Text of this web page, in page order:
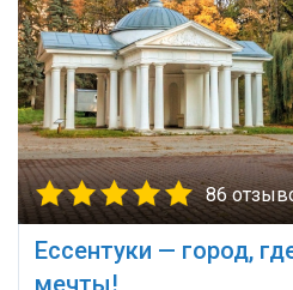
86
Ессентуки — город,
мечты!